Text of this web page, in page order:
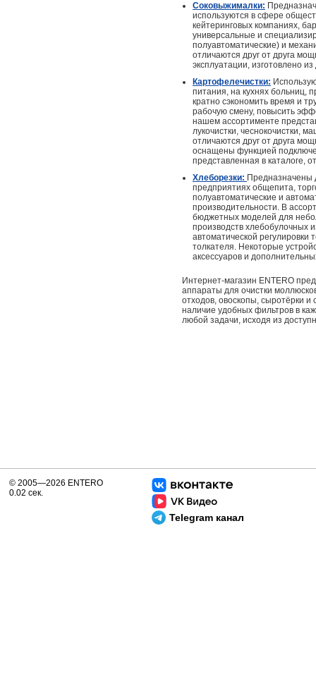
Соковыжималки:
используются в сфере
кейтеринговых компаниях,
универсальные и
полуавтоматические) и
отличаются друг от друга
эксплуатации, изготовлено
Картофелечистки:
питания, на кухнях больниц,
кратно сэкономить время и
рабочую смену, повысить
нашем ассортименте
лукочистки, чеснокочистки,
отличаются друг от друга
оснащены функцией
представленная в каталоге,
Хлеборезки: Предназначены
предприятиях общепита,
полуавтоматические и
производительности. В
бюджетных моделей для
производств хлебобулочных
автоматической
толкателя. Некоторые
аксессуаров и
Интернет-магазин ENTERO
аппараты для очистки
отходов, овоскопы, сыротёрки
наличие удобных фильтров в
любой задачи, исходя из
Telegram канал
© 2005—2026 ENTERO
0.02 сек.